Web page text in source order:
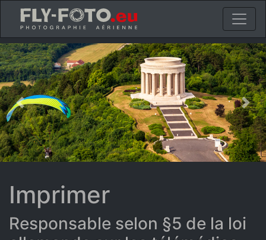
Previous Next
Imprimer
Responsable selon §5 de la loi